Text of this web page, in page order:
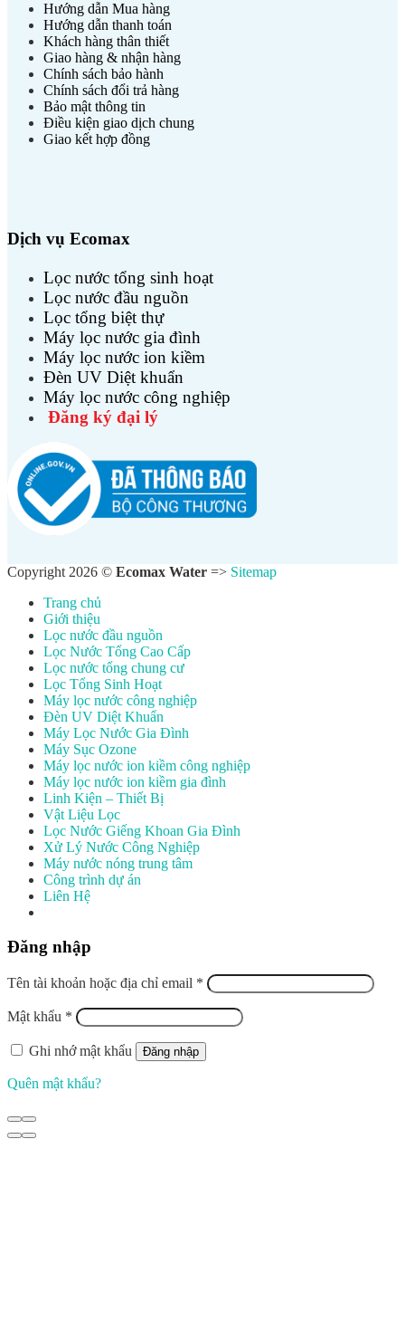
Hướng dẫn Mua hàng
Hướng dẫn thanh toán
Khách hàng thân thiết
Giao hàng & nhận hàng
Chính sách bảo hành
Chính sách đổi trả hàng
Bảo mật thông tin
Điều kiện giao dịch chung
Giao kết hợp đồng
Dịch vụ Ecomax
Lọc nước tổng sinh hoạt
Lọc nước đầu nguồn
Lọc tổng biệt thự
Máy lọc nước gia đình
Máy lọc nước ion kiềm
Đèn UV Diệt khuẩn
Máy lọc nước công nghiệp
Đăng ký đại lý
Copyright 2026 © Ecomax Water => Sitemap
Trang chủ
Giới thiệu
Lọc nước đầu nguồn
Lọc Nước Tổng Cao Cấp
Lọc nước tổng chung cư
Lọc Tổng Sinh Hoạt
Máy lọc nước công nghiệp
Đèn UV Diệt Khuẩn
Máy Lọc Nước Gia Đình
Máy Sục Ozone
Máy lọc nước ion kiềm công nghiệp
Máy lọc nước ion kiềm gia đình
Linh Kiện – Thiết Bị
Vật Liệu Lọc
Lọc Nước Giếng Khoan Gia Đình
Xử Lý Nước Công Nghiệp
Máy nước nóng trung tâm
Công trình dự án
Liên Hệ
Đăng nhập
Tên tài khoản hoặc địa chỉ email *
Mật khẩu *
Ghi nhớ mật khẩu Đăng nhập
Quên mật khẩu?